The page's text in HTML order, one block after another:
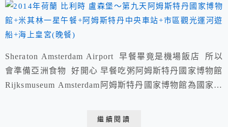
Sheraton Amsterdam Airport 早餐畢竟是機場飯店 所以
會準備亞洲食物 好開心 早餐吃粥阿姆斯特丹國家博物館
Rijksmuseum Amsterdam阿姆斯特丹國家博物館為國家畫
繼續閱讀